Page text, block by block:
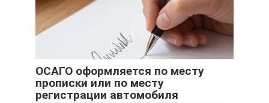
ОСАГО оформляется по месту
прописки или по месту
регистрации автомобиля